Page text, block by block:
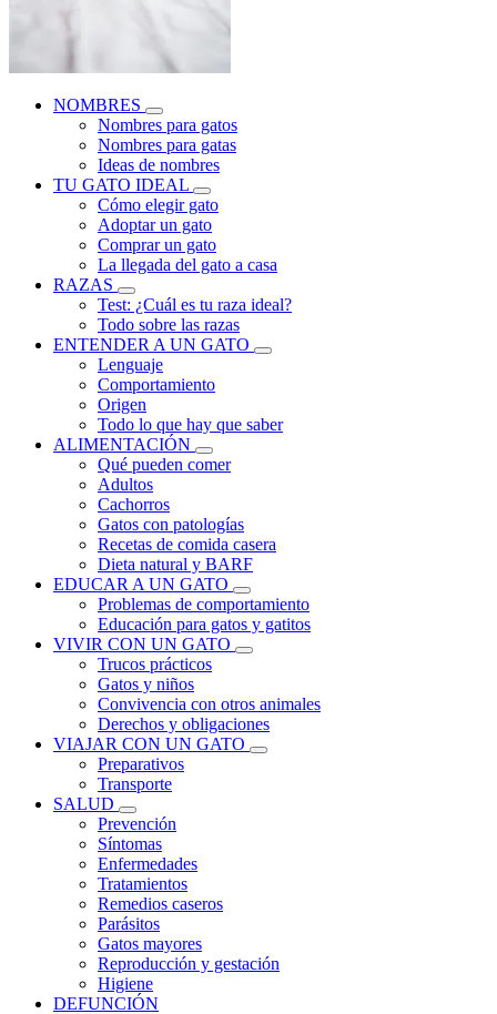
NOMBRES
Nombres para gatos
Nombres para gatas
Ideas de nombres
TU GATO IDEAL
Cómo elegir gato
Adoptar un gato
Comprar un gato
La llegada del gato a casa
RAZAS
Test: ¿Cuál es tu raza ideal?
Todo sobre las razas
ENTENDER A UN GATO
Lenguaje
Comportamiento
Origen
Todo lo que hay que saber
ALIMENTACIÓN
Qué pueden comer
Adultos
Cachorros
Gatos con patologías
Recetas de comida casera
Dieta natural y BARF
EDUCAR A UN GATO
Problemas de comportamiento
Educación para gatos y gatitos
VIVIR CON UN GATO
Trucos prácticos
Gatos y niños
Convivencia con otros animales
Derechos y obligaciones
VIAJAR CON UN GATO
Preparativos
Transporte
SALUD
Prevención
Síntomas
Enfermedades
Tratamientos
Remedios caseros
Parásitos
Gatos mayores
Reproducción y gestación
Higiene
DEFUNCIÓN